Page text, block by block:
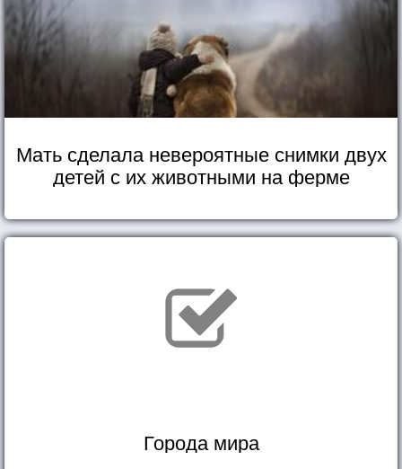
Мать сделала невероятные снимки двух
детей с их животными на ферме
Города мира